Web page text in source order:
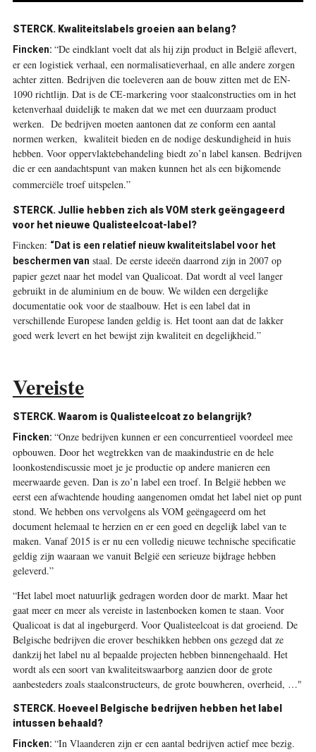
STERCK. Kwaliteitslabels groeien aan belang?
Fincken: “De eindklant voelt dat als hij zijn product in België aflevert,
er een logistiek verhaal, een normalisatieverhaal, en alle andere zorgen
achter zitten. Bedrijven die toeleveren aan de bouw zitten met de EN-
1090 richtlijn. Dat is de CE-markering voor staalconstructies om in het
ketenverhaal duidelijk te maken dat we met een duurzaam product
werken. De bedrijven moeten aantonen dat ze conform een aantal
normen werken, kwaliteit bieden en de nodige deskundigheid in huis
hebben. Voor oppervlaktebehandeling biedt zo’n label kansen. Bedrijven
die er een aandachtspunt van maken kunnen het als een bijkomende
commerciële troef uitspelen.”
STERCK. Jullie hebben zich als VOM sterk geëngageerd
voor het nieuwe Qualisteelcoat-label?
Fincken: “Dat is een relatief nieuw kwaliteitslabel voor het
beschermen van staal. De eerste ideeën daarrond zijn in 2007 op
papier gezet naar het model van Qualicoat. Dat wordt al veel langer
gebruikt in de aluminium en de bouw. We wilden een dergelijke
documentatie ook voor de staalbouw. Het is een label dat in
verschillende Europese landen geldig is. Het toont aan dat de lakker
goed werk levert en het bewijst zijn kwaliteit en degelijkheid.”
Vereiste
STERCK. Waarom is Qualisteelcoat zo belangrijk?
Fincken: “Onze bedrijven kunnen er een concurrentieel voordeel mee
opbouwen. Door het wegtrekken van de maakindustrie en de hele
loonkostendiscussie moet je je productie op andere manieren een
meerwaarde geven. Dan is zo’n label een troef. In België hebben we
eerst een afwachtende houding aangenomen omdat het label niet op punt
stond. We hebben ons vervolgens als VOM geëngageerd om het
document helemaal te herzien en er een goed en degelijk label van te
maken. Vanaf 2015 is er nu een volledig nieuwe technische specificatie
geldig zijn waaraan we vanuit België een serieuze bijdrage hebben
geleverd.”
“Het label moet natuurlijk gedragen worden door de markt. Maar het
gaat meer en meer als vereiste in lastenboeken komen te staan. Voor
Qualicoat is dat al ingeburgerd. Voor Qualisteelcoat is dat groeiend. De
Belgische bedrijven die erover beschikken hebben ons gezegd dat ze
dankzij het label nu al bepaalde projecten hebben binnengehaald. Het
wordt als een soort van kwaliteitswaarborg aanzien door de grote
aanbesteders zoals staalconstructeurs, de grote bouwheren, overheid, …"
STERCK. Hoeveel Belgische bedrijven hebben het label
intussen behaald?
Fincken: “In Vlaanderen zijn er een aantal bedrijven actief mee bezig.